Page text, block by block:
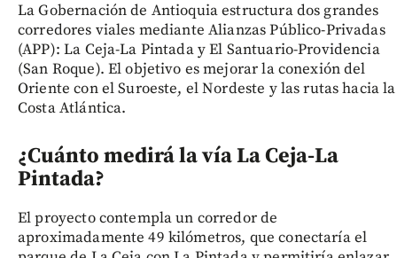
La Gobernación de Antioquia estructura dos grandes
corredores viales mediante Alianzas Público-Privadas
(APP): La Ceja-La Pintada y El Santuario-Providencia
(San Roque). El objetivo es mejorar la conexión del
Oriente con el Suroeste, el Nordeste y las rutas hacia la
Costa Atlántica.
¿Cuánto medirá la vía La Ceja-La
Pintada?
El proyecto contempla un corredor de
aproximadamente 49 kilómetros, que conectaría el